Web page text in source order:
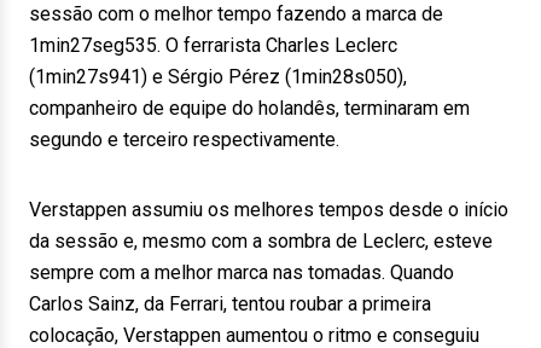
sessão com o melhor tempo fazendo a marca de
1min27seg535. O ferrarista Charles Leclerc
(1min27s941) e Sérgio Pérez (1min28s050),
companheiro de equipe do holandês, terminaram em
segundo e terceiro respectivamente.
Verstappen assumiu os melhores tempos desde o início
da sessão e, mesmo com a sombra de Leclerc, esteve
sempre com a melhor marca nas tomadas. Quando
Carlos Sainz, da Ferrari, tentou roubar a primeira
colocação, Verstappen aumentou o ritmo e conseguiu